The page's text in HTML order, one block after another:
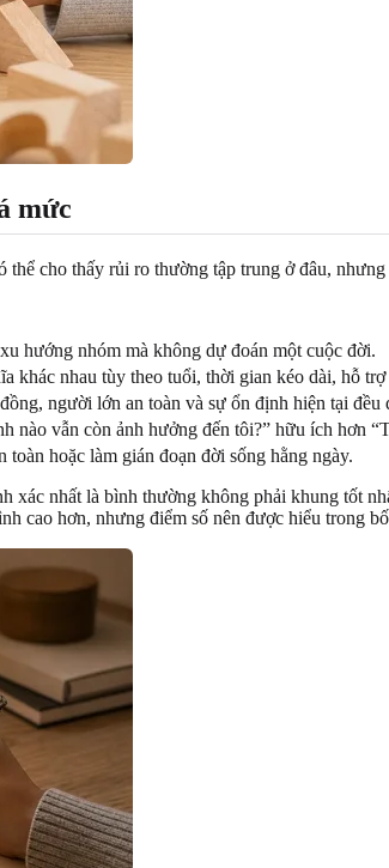
mức
cho thấy rủi ro thường tập trung ở đâu,
hướng nhóm mà không dự đoán một cuộc đời.
khác nhau tùy theo tuổi, thời gian kéo dài, hỗ
người lớn an toàn và sự ổn định hiện tại đều
nào vẫn còn ảnh hưởng đến tôi?” hữu ích hơn
hoặc làm gián đoạn đời sống hằng ngày.
nhất là bình thường không phải khung tốt
cao hơn, nhưng điểm số nên được hiểu trong